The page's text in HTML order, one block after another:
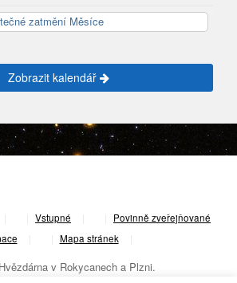
zatmění Měsíce
Zobrazit kalendář
Vstupné
Povinně zveřejňované
Mapa stránek
v Rokycanech a Plzni.